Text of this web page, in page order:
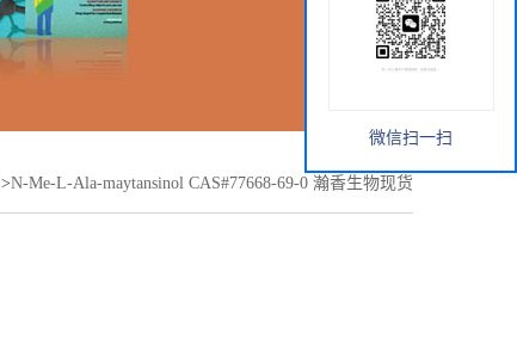
>N-Me-L-Ala-maytansinol CAS#77668-69-0 瀚香生物现货
微信扫一扫